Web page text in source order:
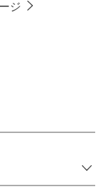
ジ